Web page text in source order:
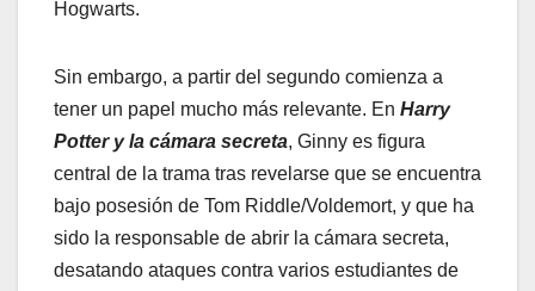
Hogwarts.
Sin embargo, a partir del segundo comienza a
tener un papel mucho más relevante. En Harry
Potter y la cámara secreta, Ginny es figura
central de la trama tras revelarse que se encuentra
bajo posesión de Tom Riddle/Voldemort, y que ha
sido la responsable de abrir la cámara secreta,
desatando ataques contra varios estudiantes de